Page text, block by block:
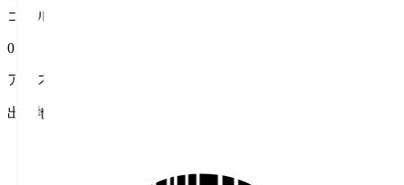
ゴール
0
アシスト
出身地